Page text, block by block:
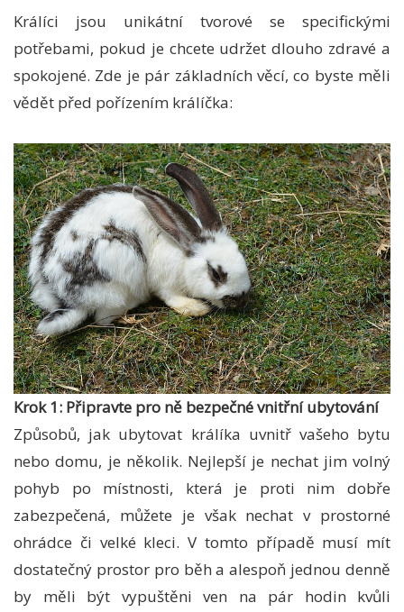
Králíci jsou unikátní tvorové se specifickými
potřebami, pokud je chcete udržet dlouho zdravé a
spokojené. Zde je pár základních věcí, co byste měli
vědět před pořízením králíčka:
Krok 1: Připravte pro ně bezpečné vnitřní ubytování
Způsobů, jak ubytovat králíka uvnitř vašeho bytu
nebo domu, je několik. Nejlepší je nechat jim volný
pohyb po místnosti, která je proti nim dobře
zabezpečená, můžete je však nechat v prostorné
ohrádce či velké kleci. V tomto případě musí mít
dostatečný prostor pro běh a alespoň jednou denně
by měli být vypuštěni ven na pár hodin kvůli